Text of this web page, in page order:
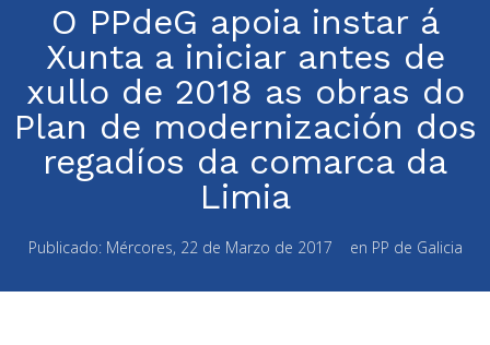
O PPdeG apoia instar á
Xunta a iniciar antes de
xullo de 2018 as obras do
Plan de modernización dos
regadíos da comarca da
Limia
Publicado: Mércores, 22 de Marzo de 2017 en PP de Galicia